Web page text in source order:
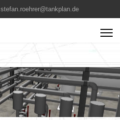
stefan.roehrer@tankplan.de